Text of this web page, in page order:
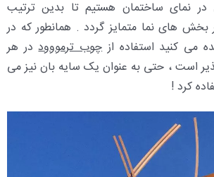
نمای ساختمان هستیم تا بدین ترتیب
های نما متمایز گردد . همانطور که در
می کنید استفاده ازچوب ترموووددر هر
است ، حتی به عنوان یک سایه بان نیز می
کرد !